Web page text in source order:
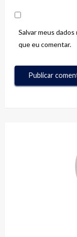
Salvar meus
que eu comentar.